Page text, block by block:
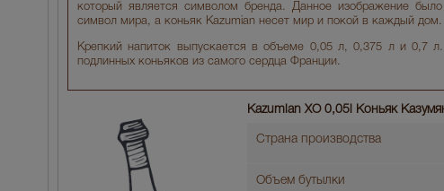
который является символом бренда. Данное изображение
символ мира, а коньяк Kazumian несет мир и покой в каждый дом.
Крепкий напиток выпускается в объеме 0,05 л, 0,375 л и 0,7
подлинных коньяков из самого сердца Франции.
Kazumian XO 0,05l Коньяк
Страна производства
Объем бутылки